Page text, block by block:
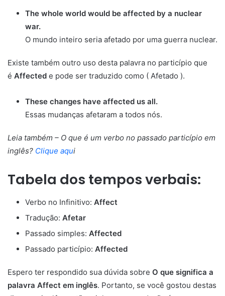
The whole world would be affected by a nuclear
war.
O mundo inteiro seria afetado por uma guerra nuclear.
Existe também outro uso desta palavra no particípio que
é Affected e pode ser traduzido como ( Afetado ).
These changes have affected us all.
Essas mudanças afetaram a todos nós.
Leia também – O que é um verbo no passado particípio em
inglês? Clique aqui
Tabela dos tempos verbais:
Verbo no Infinitivo: Affect
Tradução: Afetar
Passado simples: Affected
Passado particípio: Affected
Espero ter respondido sua dúvida sobre O que significa a
palavra Affect em inglês. Portanto, se você gostou destas